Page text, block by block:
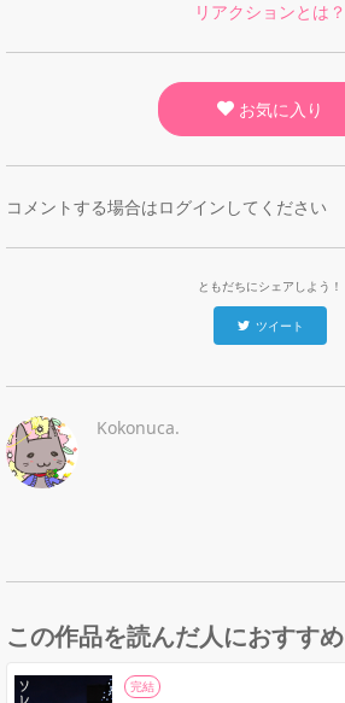
リアクションとは？
お気に入り
コメントする場合はログインしてください
ともだちにシェアしよう！
ツイート
Kokonuca.
この作品を読んだ人におすすめ
完結